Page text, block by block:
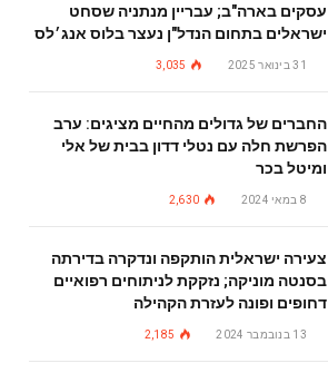
עסקים בארה"ב; עבריין מנתניה שסחט
ישראלים בתחום הנדל"ן נעצר בלוס אנג׳לס
31 בינואר 2025 3,035
החברים של גדולים מהחיים מציגים: ערב
הפרשת חלה עם נטלי דדון בבית של אלי
ומיטל בכר
8 במאי 2024 2,630
צעירה ישראלית הותקפה ונדקרה בדירתה
בסנטה מוניקה; נזקקת לניתוחים רפואיים
דחופים ופונה לעזרת הקהילה
13 בנובמבר 2024 2,185